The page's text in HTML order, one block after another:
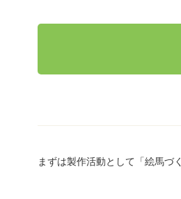
まずは製作活動として「絵馬づ